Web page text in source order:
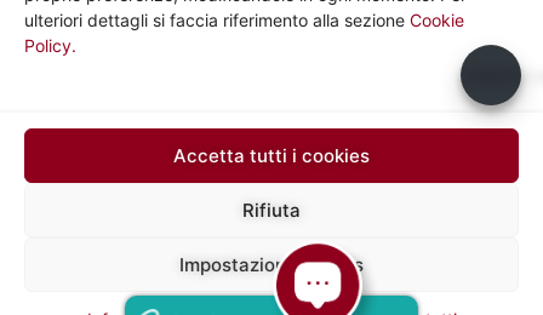
ulteriori dettagli si faccia riferimento alla sezione Cookie
Policy.
Accetta tutti i cookies
Rifiuta
Impostazioni cookies
social media
UTILITÀ
Car Sharing Roma
Sede legale in via Silvio D’Amico 40, 00145 Roma, P. IVA e N.
Iscrizione 10735431008 del 31/12/2009 Numero REA 1253419
Usiamo